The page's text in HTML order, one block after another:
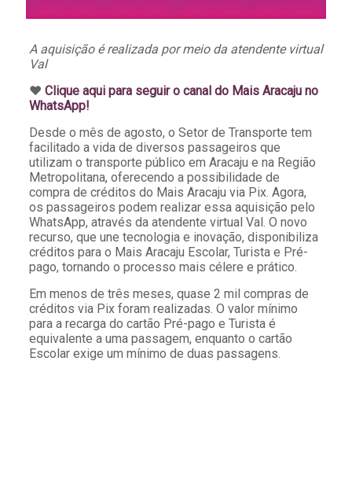
A aquisição é realizada por meio da atendente virtual
Val
♥️ Clique aqui para seguir o canal do Mais Aracaju no
WhatsApp!
Desde o mês de agosto, o Setor de Transporte tem
facilitado a vida de diversos passageiros que
utilizam o transporte público em Aracaju e na Região
Metropolitana, oferecendo a possibilidade de
compra de créditos do Mais Aracaju via Pix. Agora,
os passageiros podem realizar essa aquisição pelo
WhatsApp, através da atendente virtual Val. O novo
recurso, que une tecnologia e inovação, disponibiliza
créditos para o Mais Aracaju Escolar, Turista e Pré-
pago, tornando o processo mais célere e prático.
Em menos de três meses, quase 2 mil compras de
créditos via Pix foram realizadas. O valor mínimo
para a recarga do cartão Pré-pago e Turista é
equivalente a uma passagem, enquanto o cartão
Escolar exige um mínimo de duas passagens.